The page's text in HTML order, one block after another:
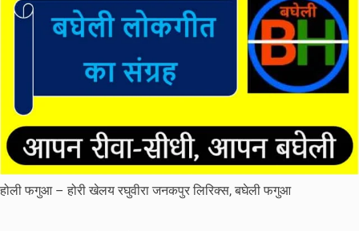
होली फगुआ – होरी खेलय रघुवीरा जनकपुर लिरिक्स, बघेली फगुआ